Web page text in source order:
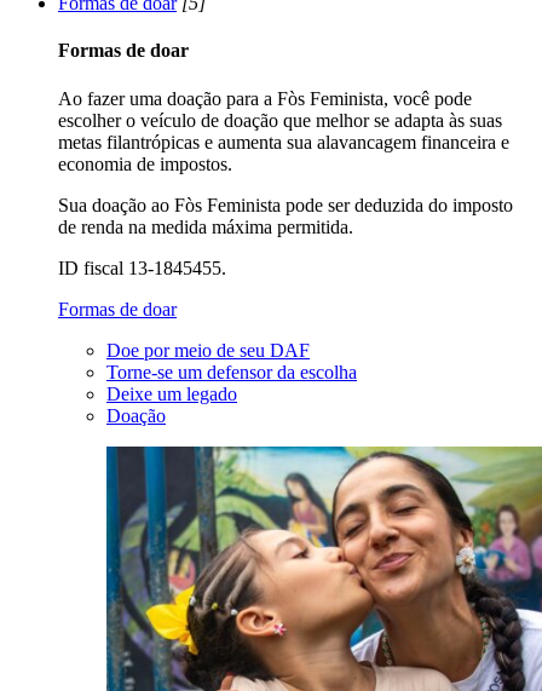
Formas de doar
Ao fazer uma doação para a Fòs Feminista, você pode
escolher o veículo de doação que melhor se adapta às suas
metas filantrópicas e aumenta sua alavancagem financeira e
economia de impostos.
Sua doação ao Fòs Feminista pode ser deduzida do imposto
de renda na medida máxima permitida.
ID fiscal 13-1845455.
Formas de doar
Doe por meio de seu DAF
Torne-se um defensor da escolha
Deixe um legado
Doação